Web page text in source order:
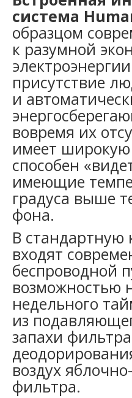
система
образцом
к разумной
присутствие
и
вовремя их
имеет широкую
способен
имеющие
градуса выше
фона.
В стандартную
входят
беспроводной
возможностью
недельного
из
запахи
воздух
фильтра.